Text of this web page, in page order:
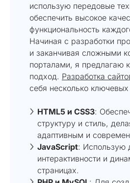
использую передовые
обеспечить высокое
функциональность
Начиная с разработки
и заканчивая сложными
порталами, я предлагаю
подход. Разработка
себя несколько ключевых
HTML5 и CSS3:
структуру и стиль,
адаптивным и
JavaScript: Использую
интерактивности и
страницах.